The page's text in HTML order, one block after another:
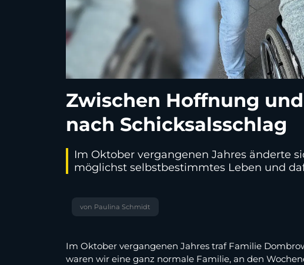
Zwischen Hoffnung
nach Schicksalsschlag
Im Oktober vergangenen Jahres änderte
möglichst selbstbestimmtes Leben und
von Paulina Schmidt
Im Oktober vergangenen Jahres traf Familie
waren wir eine ganz normale Familie, an den